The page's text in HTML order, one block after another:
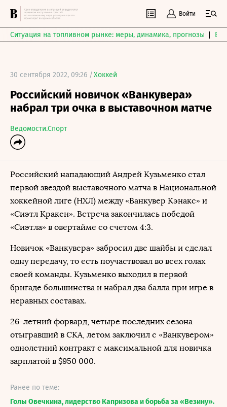
Войти
Ситуация на топливном рынке: меры, динамика, прогнозы
30 сентября 2022, 09:26 /Хоккей
Российский новичок «Ванкувера»
набрал три очка в выставочном матче
Ведомости.Спорт
Российский нападающий Андрей Кузьменко стал
первой звездой выставочного матча в Национальной
хоккейной лиге (НХЛ) между «Ванкувер Кэнакс» и
«Сиэтл Кракен». Встреча закончилась победой
«Сиэтла» в овертайме со счетом 4:3.
Новичок «Ванкувера» забросил две шайбы и сделал
одну передачу, то есть поучаствовал во всех голах
своей команды. Кузьменко выходил в первой
бригаде большинства и набрал два балла при игре в
неравных составах.
26-летний форвард, четыре последних сезона
отыгравший в СКА, летом заключил с «Ванкувером»
однолетний контракт с максимальной для новичка
зарплатой в $950 000.
Ранее по теме:
Голы Овечкина, лидерство Капризова и борьба за «Везину».